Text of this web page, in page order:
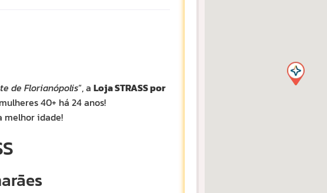
de Florianópolis“, a Loja STRASS por
40+ há 24 anos!
melhor idade!